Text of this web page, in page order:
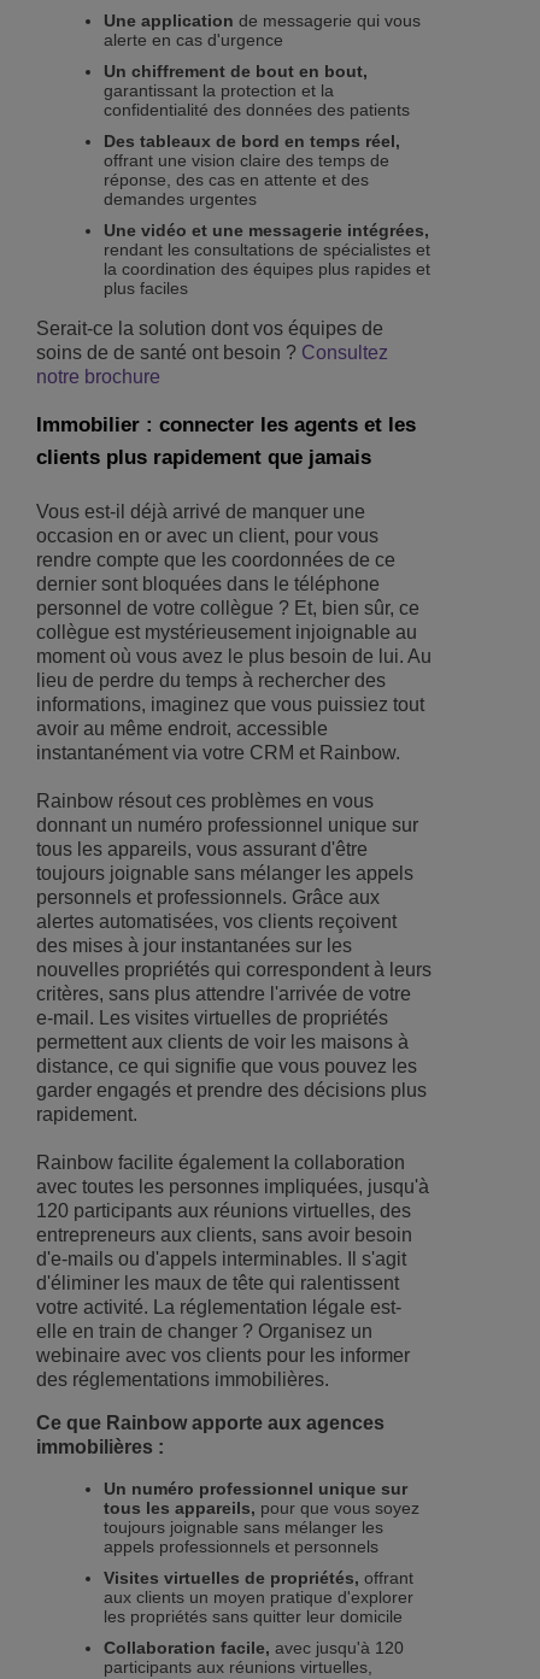
Une application de messagerie qui vous
alerte en cas d'urgence
Un chiffrement de bout en bout,
garantissant la protection et la
confidentialité des données des patients
Des tableaux de bord en temps réel,
offrant une vision claire des temps de
réponse, des cas en attente et des
demandes urgentes
Une vidéo et une messagerie intégrées,
rendant les consultations de spécialistes et
la coordination des équipes plus rapides et
plus faciles
Serait-ce la solution dont vos équipes de
soins de de santé ont besoin ? Consultez
notre brochure
Immobilier : connecter les agents et les
clients plus rapidement que jamais
Vous est-il déjà arrivé de manquer une
occasion en or avec un client, pour vous
rendre compte que les coordonnées de ce
dernier sont bloquées dans le téléphone
personnel de votre collègue ? Et, bien sûr, ce
collègue est mystérieusement injoignable au
moment où vous avez le plus besoin de lui. Au
lieu de perdre du temps à rechercher des
informations, imaginez que vous puissiez tout
avoir au même endroit, accessible
instantanément via votre CRM et Rainbow.
Rainbow résout ces problèmes en vous
donnant un numéro professionnel unique sur
tous les appareils, vous assurant d'être
toujours joignable sans mélanger les appels
personnels et professionnels. Grâce aux
alertes automatisées, vos clients reçoivent
des mises à jour instantanées sur les
nouvelles propriétés qui correspondent à leurs
critères, sans plus attendre l'arrivée de votre
e-mail. Les visites virtuelles de propriétés
permettent aux clients de voir les maisons à
distance, ce qui signifie que vous pouvez les
garder engagés et prendre des décisions plus
rapidement.
Rainbow facilite également la collaboration
avec toutes les personnes impliquées, jusqu'à
120 participants aux réunions virtuelles, des
entrepreneurs aux clients, sans avoir besoin
d'e-mails ou d'appels interminables. Il s'agit
d'éliminer les maux de tête qui ralentissent
votre activité. La réglementation légale est-
elle en train de changer ? Organisez un
webinaire avec vos clients pour les informer
des réglementations immobilières.
Ce que Rainbow apporte aux agences
immobilières :
Un numéro professionnel unique sur
tous les appareils, pour que vous soyez
toujours joignable sans mélanger les
appels professionnels et personnels
Visites virtuelles de propriétés, offrant
aux clients un moyen pratique d'explorer
les propriétés sans quitter leur domicile
Collaboration facile, avec jusqu'à 120
participants aux réunions virtuelles,